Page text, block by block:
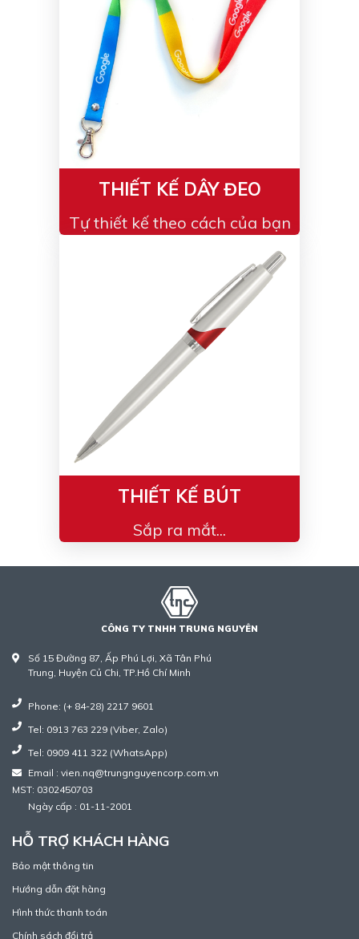
THIẾT KẾ DÂY ĐEO
Tự thiết kế theo cách của bạn
THIẾT KẾ BÚT
Sắp ra mắt...
CÔNG TY TNHH TRUNG NGUYÊN
Số 15 Đường 87, Ấp Phú Lợi, Xã Tân Phú
Trung, Huyện Củ Chi, TP.Hồ Chí Minh
Phone: (+ 84-28) 2217 9601
Tel: 0913 763 229 (Viber, Zalo)
Tel: 0909 411 322 (WhatsApp)
Email : vien.nq@trungnguyencorp.com.vn
MST: 0302450703
Ngày cấp : 01-11-2001
HỖ TRỢ KHÁCH HÀNG
Bảo mật thông tin
Hướng dẫn đặt hàng
Hình thức thanh toán
Chính sách đổi trả